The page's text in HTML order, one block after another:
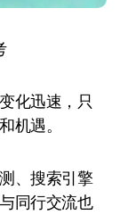
化迅速，只
机遇。
、搜索引擎
同行交流也